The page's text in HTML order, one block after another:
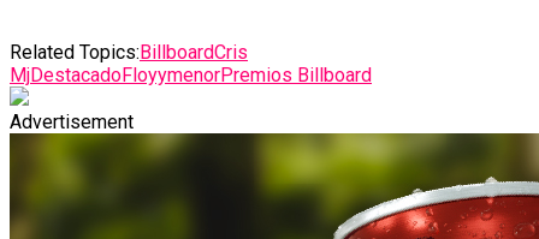
Related Topics: BillboardCris
MjDestacadoFloyymenorPremios Billboard
Advertisement